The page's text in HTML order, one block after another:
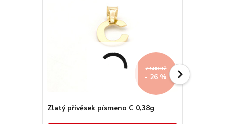
2 580 Kč
- 26 %
Zlatý přívěsek písmeno C 0,38g